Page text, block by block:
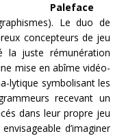
Paleface
Le duo de
concepteurs de jeu
la juste rémunération
mise en abîme vidéo-
lytique symbolisant les
recevant un
dans leur propre jeu
d’imaginer